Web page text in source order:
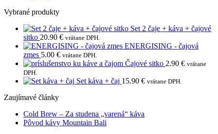
Vybrané produkty
Set 2 čaje + káva + čajové
sitko 20.90 € vrátane DPH.
ENERGISING - čajová
zmes 5.00 € vrátane DPH.
Čajové sitko 2.90 € vrátane
DPH.
Set káva + čaj 15.90 € vrátane DPH.
Zaujímavé články
Cold Brew – Za studena „varená“ káva
Pôvod kávy Mountain Bali